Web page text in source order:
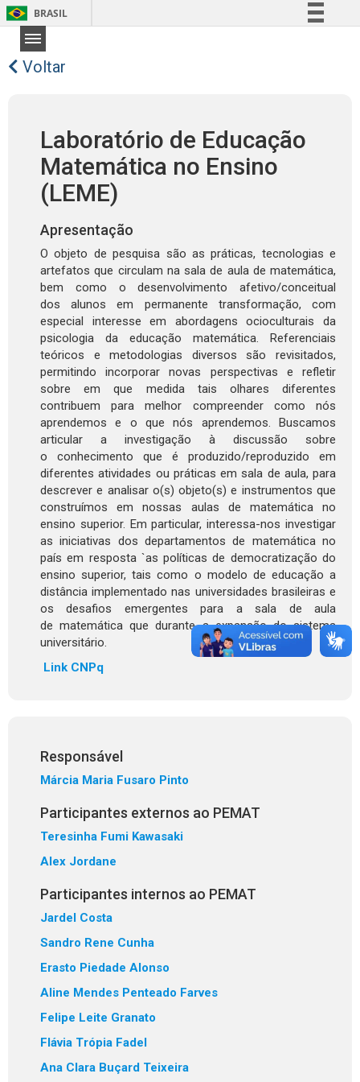
BRASIL
Legislação
Canais
Voltar
Laboratório de Educação
Matemática no Ensino
(LEME)
Apresentação
O objeto de pesquisa são as práticas, tecnologias e
artefatos que circulam na sala de aula de matemática,
bem como o desenvolvimento afetivo/conceitual
dos alunos em permanente transformação, com
especial interesse em abordagens ocioculturais da
psicologia da educação matemática. Referenciais
teóricos e metodologias diversos são revisitados,
permitindo incorporar novas perspectivas e refletir
sobre em que medida tais olhares diferentes
contribuem para melhor compreender como nós
aprendemos e o que nós aprendemos. Buscamos
articular a investigação à discussão sobre
o conhecimento que é produzido/reproduzido em
diferentes atividades ou práticas em sala de aula, para
descrever e analisar o(s) objeto(s) e instrumentos que
construímos em nossas aulas de matemática no
ensino superior. Em particular, interessa-nos investigar
as iniciativas dos departamentos de matemática no
país em resposta `as políticas de democratização do
ensino superior, tais como o modelo de educação a
distância implementado nas universidades brasileiras e
os desafios emergentes para a sala de aula
de matemática que durante a expansão do sistema
universitário.
Link CNPq
Responsável
Márcia Maria Fusaro Pinto
Participantes externos ao PEMAT
Teresinha Fumi Kawasaki
Alex Jordane
Participantes internos ao PEMAT
Jardel Costa
Sandro Rene Cunha
Erasto Piedade Alonso
Aline Mendes Penteado Farves
Felipe Leite Granato
Flávia Trópia Fadel
Ana Clara Buçard Teixeira